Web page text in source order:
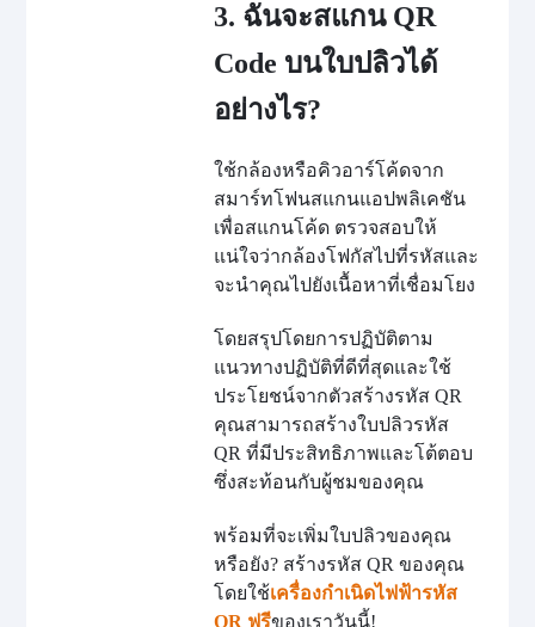
3. ฉันจะสแกน QR
Code บนใบปลิวได้
อย่างไร?
ใช้กล้องหรือคิวอาร์โค้ดจาก
สมาร์ทโฟนสแกนแอปพลิเคชัน
เพื่อสแกนโค้ด ตรวจสอบให้
แน่ใจว่ากล้องโฟกัสไปที่รหัสและ
จะนำคุณไปยังเนื้อหาที่เชื่อมโยง
โดยสรุปโดยการปฏิบัติตาม
แนวทางปฏิบัติที่ดีที่สุดและใช้
ประโยชน์จากตัวสร้างรหัส QR
คุณสามารถสร้างใบปลิวรหัส
QR ที่มีประสิทธิภาพและโต้ตอบ
ซึ่งสะท้อนกับผู้ชมของคุณ
พร้อมที่จะเพิ่มใบปลิวของคุณ
หรือยัง? สร้างรหัส QR ของคุณ
โดยใช้เครื่องกำเนิดไฟฟ้ารหัส
QR ฟรีของเราวันนี้!